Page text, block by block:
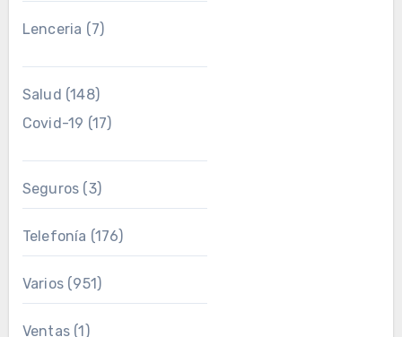
Lenceria (7)
Salud (148)
Covid-19 (17)
Seguros (3)
Telefonía (176)
Varios(951)
Ventas(1)